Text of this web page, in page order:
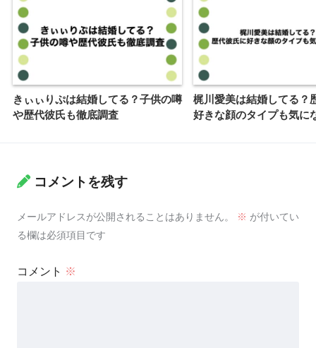
きぃぃりぷは結婚してる？子供の噂
や歴代彼氏も徹底調査
梶川愛美は結婚してる？
好きな顔のタイプも気に
コメントを残す
メールアドレスが公開されることはありません。 ※ が付いてい
る欄は必須項目です
コメント ※